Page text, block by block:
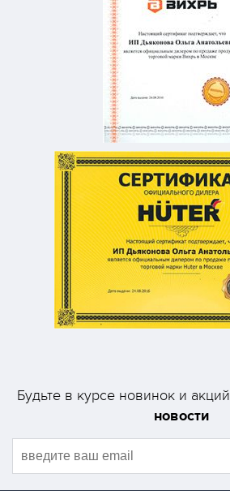
Будьте в курсе новинок и акций
новости